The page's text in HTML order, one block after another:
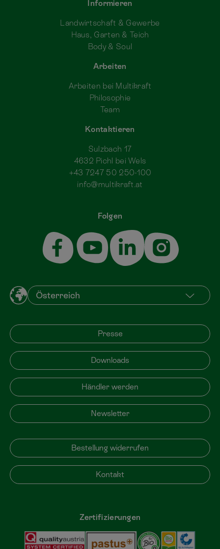
Folgen
Informieren
Landwirtschaft & Gewerbe
Haus, Garten & Teich
Body & Soul
Arbeiten
Arbeiten bei Multikraft
Philosophie
Team
Kontaktieren
Sulzbach 17
4632 Pichl bei Wels
+43 7247 50 250-100
info@multikraft.at
Presse
Downloads
Händler werden
Newsletter
Bestellung widerrufen
Kontakt
Zertifizierungen